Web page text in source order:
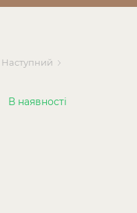
Наступний
В наявності